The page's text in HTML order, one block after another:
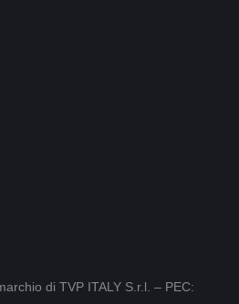
di TVP ITALY S.r.l. – PEC: